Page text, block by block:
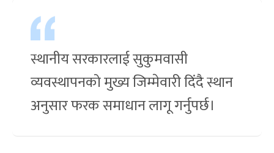
स्थानीय सरकारलाई सुकुमवासी
व्यवस्थापनको मुख्य जिम्मेवारी दिंदै स्थान
अनुसार फरक समाधान लागू गर्नुपर्छ।